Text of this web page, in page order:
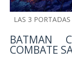
LAS 3
BATMAN
COMBATE